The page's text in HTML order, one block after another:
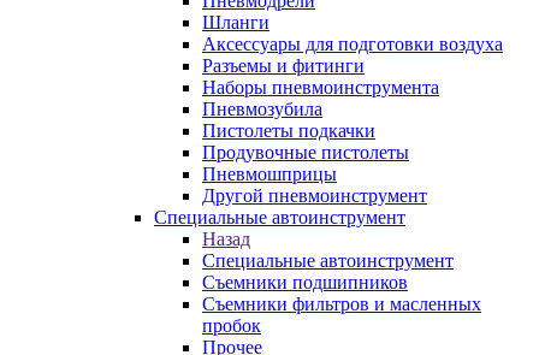
Шланги
Аксессуары для подготовки воздуха
Разъемы и фитинги
Наборы пневмоинструмента
Пневмозубила
Пистолеты подкачки
Продувочные пистолеты
Пневмошприцы
Другой пневмоинструмент
Специальные автоинструмент
Назад
Специальные автоинструмент
Съемники подшипников
Съемники фильтров и масленных
пробок
Прочее